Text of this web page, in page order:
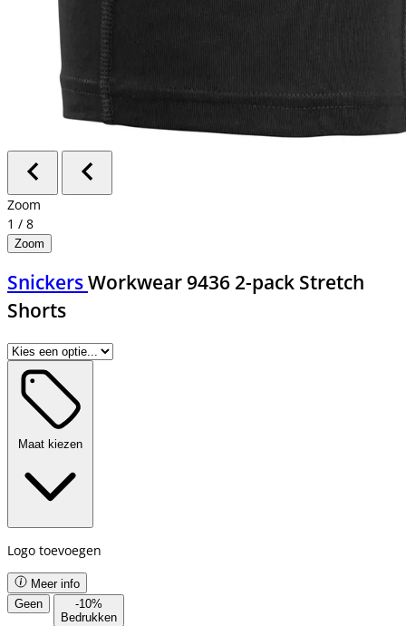
Zoom
1 / 8
Zoom
SnickersWorkwear 9436 2-pack Stretch
Shorts
Maat kiezen
Logo toevoegen
Meer info
Geen
-10%
Bedrukken